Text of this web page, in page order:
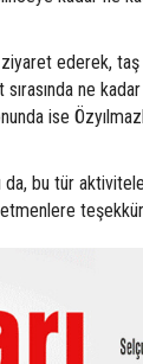
ziyaret ederek,
ne
ise
da, bu tür